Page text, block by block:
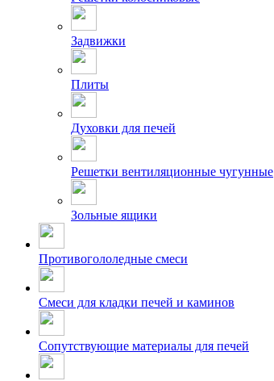
Задвижки
Плиты
Духовки для печей
Решетки вентиляционные чугунные
Зольные ящики
Противогололедные смеси
Смеси для кладки печей и каминов
Сопутствующие материалы для печей